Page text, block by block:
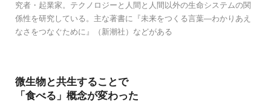
究者・起業家。テクノロジーと人間と人間以外の生命システムの関
係性を研究している。主な著書に『未来をつくる言葉—わかりあえ
なさをつなぐために』（新潮社）などがある
微生物と共生することで
「食べる」概念が変わった